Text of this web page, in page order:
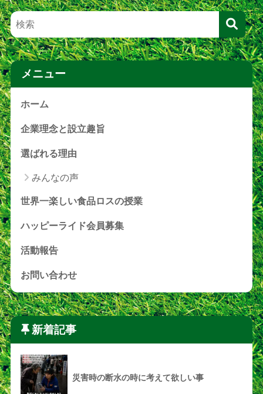
メニュー
ホーム
企業理念と設立趣旨
選ばれる理由
みんなの声
世界一楽しい食品ロスの授業
ハッピーライド会員募集
活動報告
お問い合わせ
新着記事
災害時の断水の時に考えて欲しい事